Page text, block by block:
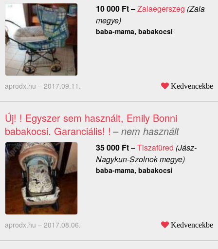
10 000 Ft–Zalaegerszeg (Zala
megye)
baba-mama, babakocsi
aprodx.hu – 2017.09.11. Kedvencekbe
Új! ! Egyszer sem használt, Emily Bonni
babakocsi. Garanciális! ! – nem használt
35 000 Ft–Tiszafüred (Jász-
Nagykun-Szolnok megye)
baba-mama, babakocsi
aprodx.hu – 2017.08.06. Kedvencekbe